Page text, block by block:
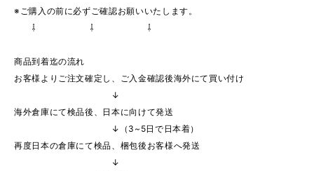
※ご購入の前に必ずご確認お願いいたします。
⇩ ⇩ ⇩
商品到着迄の流れ
お客様よりご注文確定し、ご入金確認後海外にて買い付け
↓
海外倉庫にて検品後、日本に向けて発送
↓（3~5日で日本着）
再度日本の倉庫にて検品、梱包後お客様へ発送
↓